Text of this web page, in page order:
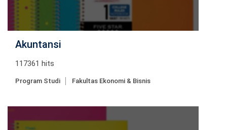
Akuntansi
117361 hits
Program Studi Fakultas Ekonomi & Bisnis